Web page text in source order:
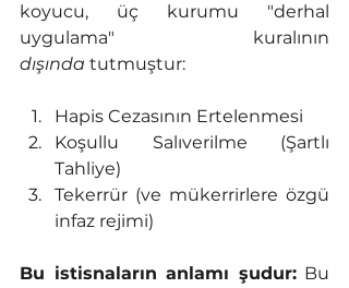
koyucu, üç kurumu "derhal
dışında tutmuştur:
Hapis Cezasının Ertelenmesi
Koşullu Salıverilme (Şartlı
Tahliye)
Tekerrür (ve mükerrirlere özgü
infaz rejimi)
Bu istisnaların anlamı şudur: Bu